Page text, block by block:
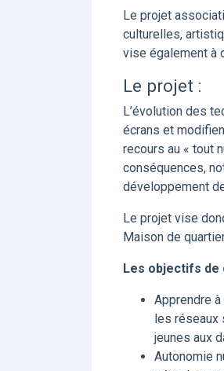
Le projet
culturelles,
vise également à
Le projet :
L’évolution des
écrans et
recours au « tout
conséquences,
développement
Le projet vise
Maison de
Les objectifs de
Apprendre
les réseaux
jeunes aux
Autonomie